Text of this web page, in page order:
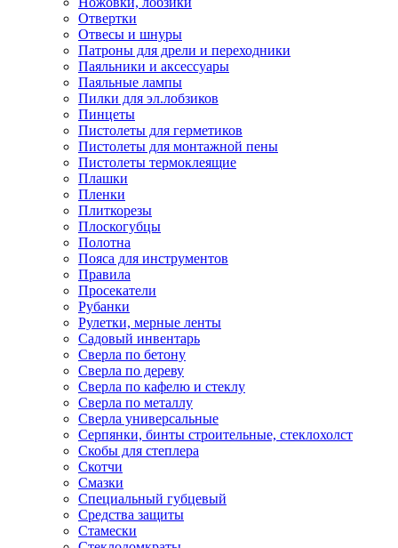
Отвертки
Отвесы и шнуры
Патроны для дрели и переходники
Паяльники и аксессуары
Паяльные лампы
Пилки для эл.лобзиков
Пинцеты
Пистолеты для герметиков
Пистолеты для монтажной пены
Пистолеты термоклеящие
Плашки
Пленки
Плиткорезы
Плоскогубцы
Полотна
Пояса для инструментов
Правила
Просекатели
Рубанки
Рулетки, мерные ленты
Садовый инвентарь
Сверла по бетону
Сверла по дереву
Сверла по кафелю и стеклу
Сверла по металлу
Сверла универсальные
Серпянки, бинты строительные, стеклохолст
Скобы для степлера
Скотчи
Смазки
Специальный губцевый
Средства защиты
Стамески